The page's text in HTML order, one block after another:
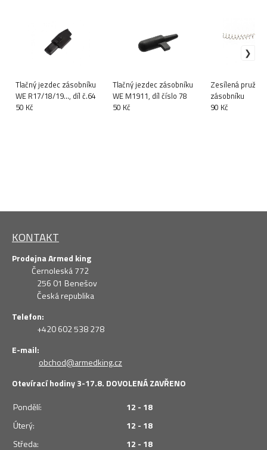
Tlačný jezdec zásobníku
WE R17/18/19..., díl č.64
50 Kč
Tlačný jezdec zásobníku
WE M1911, díl číslo 78
50 Kč
Zesílená
zásobníku
90 Kč
KONTAKT
Prodejna Armed king
Černoleská 772
256 01 Benešov
Česká republika
Telefon:
+420 602 538 278
E-mail:
obchod@armedking.cz
Otevírací hodiny 3-17.8. DOVOLENÁ ZAVŘENO
Pondělí:
12 - 18
Úterý:
12 - 18
Středa:
12 - 18